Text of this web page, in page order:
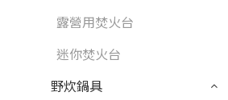
露營用焚火台
迷你焚火台
野炊鍋具